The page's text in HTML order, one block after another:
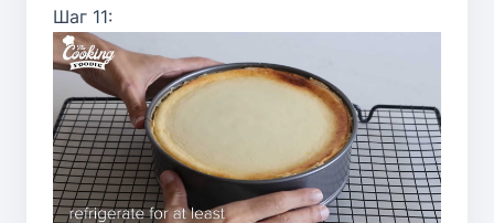
Шаг 11: